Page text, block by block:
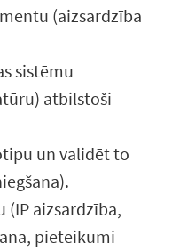
(aizsardzība
sistēmu
atbilstoši
un validēt to
(IP aizsardzība,
pieteikumi